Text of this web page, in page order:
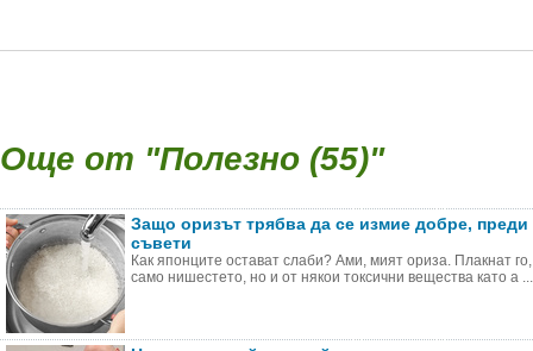
Още от "Полезно (55)"
Защо оризът трябва да се измие добре, преди
съвети
Как японците остават слаби? Ами, мият ориза. Плакнат
само нишестето, но и от някои токсични вещества като а ...